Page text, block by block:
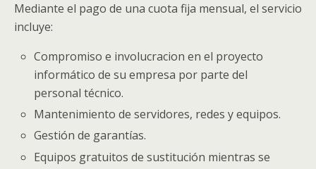
Mediante el pago de una cuota fija mensual, el servicio
incluye:
Compromiso e involucracion en el proyecto
informático de su empresa por parte del
personal técnico.
Mantenimiento de servidores, redes y equipos.
Gestión de garantías.
Equipos gratuitos de sustitución mientras se